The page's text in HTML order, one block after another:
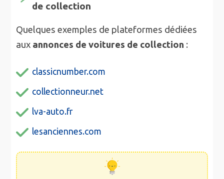
de collection
Quelques exemples de plateformes dédiées
aux annonces de voitures de collection :
classicnumber.com
collectionneur.net
lva-auto.fr
lesanciennes.com